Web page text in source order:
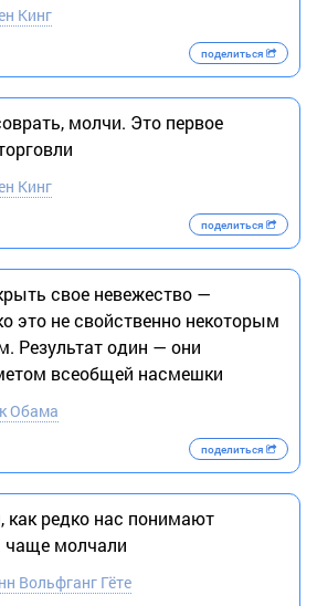
Кинг
поделиться
молчи. Это первое
Кинг
поделиться
свое невежество —
это не свойственно некоторым
Результат один — они
всеобщей насмешки
Обама
поделиться
как редко нас понимают
чаще молчали
Вольфганг Гёте